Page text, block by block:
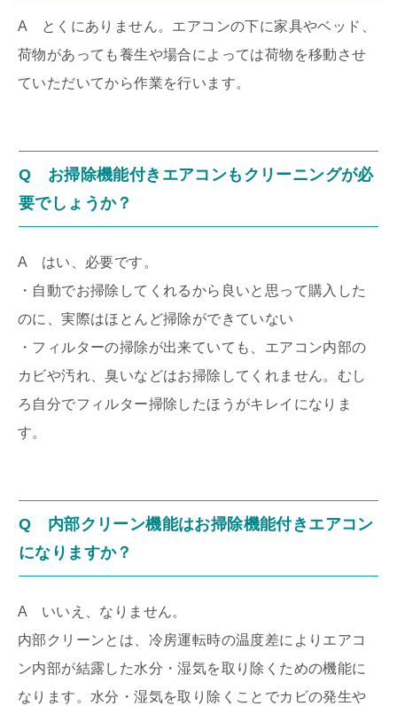
A とくにありません。エアコンの下に家具やベッド、
荷物があっても養生や場合によっては荷物を移動させ
ていただいてから作業を行います。
Q お掃除機能付きエアコンもクリーニングが必
要でしょうか？
A はい、必要です。
・自動でお掃除してくれるから良いと思って購入した
のに、実際はほとんど掃除ができていない
・フィルターの掃除が出来ていても、エアコン内部の
カビや汚れ、臭いなどはお掃除してくれません。むし
ろ自分でフィルター掃除したほうがキレイになりま
す。
Q 内部クリーン機能はお掃除機能付きエアコン
になりますか？
A いいえ、なりません。
内部クリーンとは、冷房運転時の温度差によりエアコ
ン内部が結露した水分・湿気を取り除くための機能に
なります。水分・湿気を取り除くことでカビの発生や